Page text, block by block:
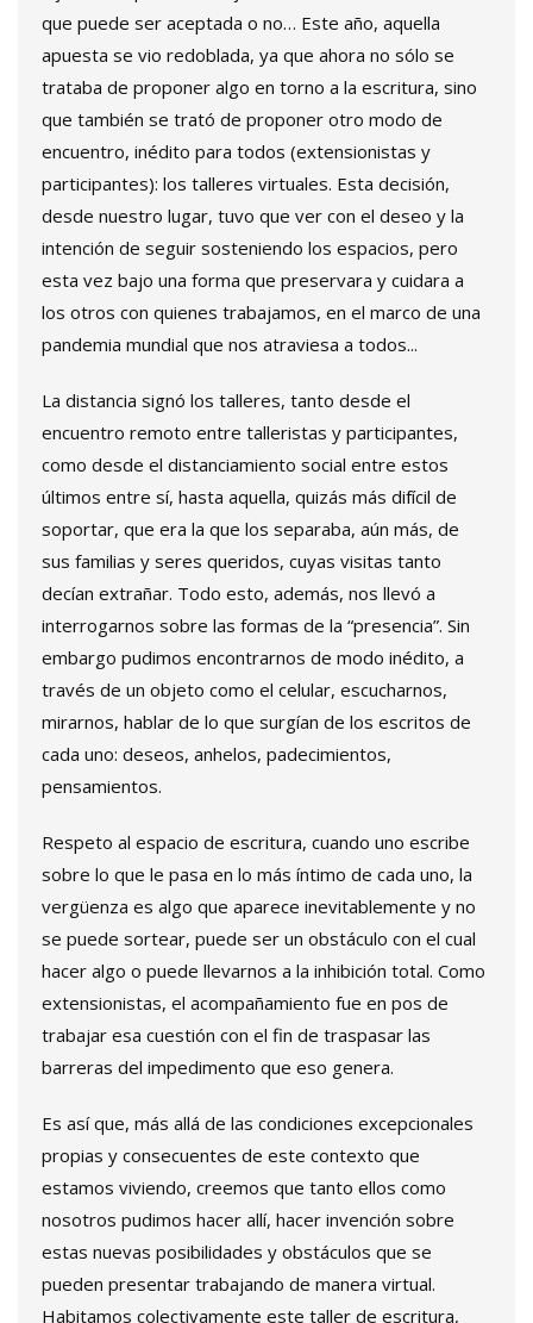
que puede ser aceptada o no… Este año, aquella
apuesta se vio redoblada, ya que ahora no sólo se
trataba de proponer algo en torno a la escritura, sino
que también se trató de proponer otro modo de
encuentro, inédito para todos (extensionistas y
participantes): los talleres virtuales. Esta decisión,
desde nuestro lugar, tuvo que ver con el deseo y la
intención de seguir sosteniendo los espacios, pero
esta vez bajo una forma que preservara y cuidara a
los otros con quienes trabajamos, en el marco de una
pandemia mundial que nos atraviesa a todos...
La distancia signó los talleres, tanto desde el
encuentro remoto entre talleristas y participantes,
como desde el distanciamiento social entre estos
últimos entre sí, hasta aquella, quizás más difícil de
soportar, que era la que los separaba, aún más, de
sus familias y seres queridos, cuyas visitas tanto
decían extrañar. Todo esto, además, nos llevó a
interrogarnos sobre las formas de la “presencia”. Sin
embargo pudimos encontrarnos de modo inédito, a
través de un objeto como el celular, escucharnos,
mirarnos, hablar de lo que surgían de los escritos de
cada uno: deseos, anhelos, padecimientos,
pensamientos.
Respeto al espacio de escritura, cuando uno escribe
sobre lo que le pasa en lo más íntimo de cada uno, la
vergüenza es algo que aparece inevitablemente y no
se puede sortear, puede ser un obstáculo con el cual
hacer algo o puede llevarnos a la inhibición total. Como
extensionistas, el acompañamiento fue en pos de
trabajar esa cuestión con el fin de traspasar las
barreras del impedimento que eso genera.
Es así que, más allá de las condiciones excepcionales
propias y consecuentes de este contexto que
estamos viviendo, creemos que tanto ellos como
nosotros pudimos hacer allí, hacer invención sobre
estas nuevas posibilidades y obstáculos que se
pueden presentar trabajando de manera virtual.
Habitamos colectivamente este taller de escritura,